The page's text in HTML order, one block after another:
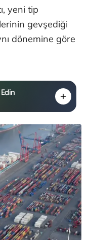
yeni tip
gevşediği
dönemine göre